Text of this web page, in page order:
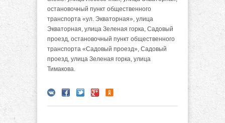
остановочный пункт общественного
транспорта «ул. Экваторная», улица
Экваторная, улица Зеленая горка, Садовый
проезд, остановочный пункт общественного
транспорта «Садовый проезд», Садовый
проезд, улица Зеленая горка, улица
Тимакова.